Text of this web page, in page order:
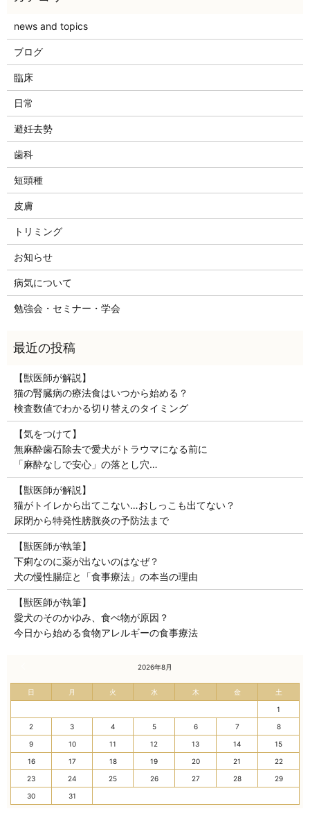
news and topics
ブログ
臨床
日常
避妊去勢
歯科
短頭種
皮膚
トリミング
お知らせ
病気について
勉強会・セミナー・学会
【獣医師が解説】
猫の腎臓病の療法食はいつから始める？
検査数値でわかる切り替えのタイミング
【気をつけて】
無麻酔歯石除去で愛犬がトラウマになる前に
「麻酔なしで安心」の落とし穴…
【獣医師が解説】
猫がトイレから出てこない…おしっこも出てない？
尿閉から特発性膀胱炎の予防法まで
【獣医師が執筆】
下痢なのに薬が出ないのはなぜ？
犬の慢性腸症と「食事療法」の本当の理由
【獣医師が執筆】
愛犬のそのかゆみ、食べ物が原因？
今日から始める食物アレルギーの食事療法
2026年8月
日 月 火 水 木 金 土
1
2 3 4 5 6 7 8
9 10 11 12 13 14 15
16 17 18 19 20 21 22
23 24 25 26 27 28 29
30 31